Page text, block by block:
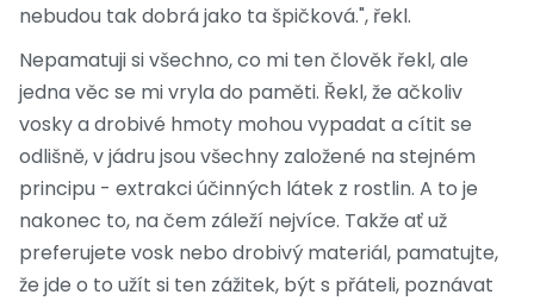
nebudou tak dobrá jako ta špičková.", řekl.
Nepamatuji si všechno, co mi ten člověk řekl, ale
jedna věc se mi vryla do paměti. Řekl, že ačkoliv
vosky a drobivé hmoty mohou vypadat a cítit se
odlišně, v jádru jsou všechny založené na stejném
principu - extrakci účinných látek z rostlin. A to je
nakonec to, na čem záleží nejvíce. Takže ať už
preferujete vosk nebo drobivý materiál, pamatujte,
že jde o to užít si ten zážitek, být s přáteli, poznávat